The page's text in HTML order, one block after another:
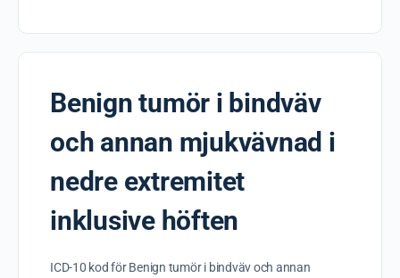
Benign tumör i bindväv
och annan mjukvävnad i
nedre extremitet
inklusive höften
ICD-10 kod för Benign tumör i bindväv och annan